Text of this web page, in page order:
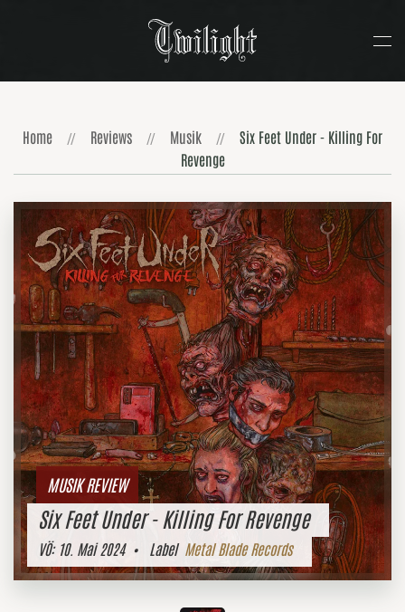
Zum Hauptinhalt springen
Home Reviews Musik
Six Feet Under - Killing For
Revenge
MUSIK REVIEW
Six Feet Under - Killing For Revenge
VÖ:10. Mai 2024• Label Metal Blade Records